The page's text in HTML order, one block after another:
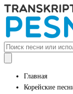
Главная
Корейские